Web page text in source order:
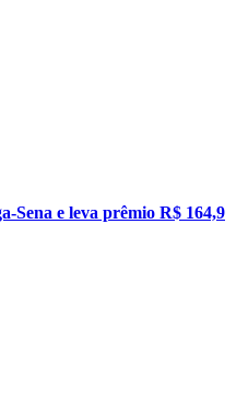
Sena e leva prêmio R$ 164,9